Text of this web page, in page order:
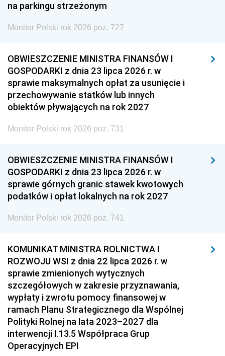
na parkingu strzeżonym
Monitor Polski rok 2026 poz. 727
OBWIESZCZENIE MINISTRA FINANSÓW I
GOSPODARKI z dnia 23 lipca 2026 r. w
sprawie maksymalnych opłat za usunięcie i
przechowywanie statków lub innych
obiektów pływających na rok 2027
Monitor Polski rok 2026 poz. 731
OBWIESZCZENIE MINISTRA FINANSÓW I
GOSPODARKI z dnia 23 lipca 2026 r. w
sprawie górnych granic stawek kwotowych
podatków i opłat lokalnych na rok 2027
Monitor Polski rok 2026 poz. 741
KOMUNIKAT MINISTRA ROLNICTWA I
ROZWOJU WSI z dnia 22 lipca 2026 r. w
sprawie zmienionych wytycznych
szczegółowych w zakresie przyznawania,
wypłaty i zwrotu pomocy finansowej w
ramach Planu Strategicznego dla Wspólnej
Polityki Rolnej na lata 2023–2027 dla
interwencji I.13.5 Współpraca Grup
Operacyjnych EPI